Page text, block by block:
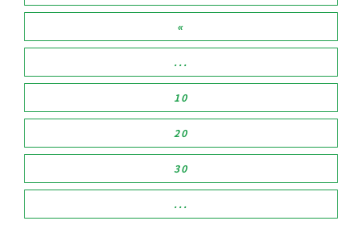
«
...
10
20
30
...